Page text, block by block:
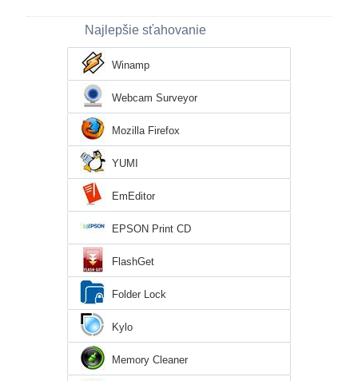
Najlepšie sťahovanie
Winamp
Webcam Surveyor
Mozilla Firefox
YUMI
EmEditor
EPSON Print CD
FlashGet
Folder Lock
Kylo
Memory Cleaner